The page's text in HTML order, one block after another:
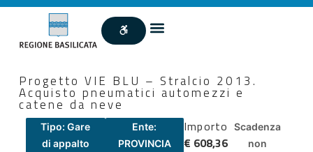
Progetto VIE BLU – Stralcio 2013.
Acquisto pneumatici automezzi e
catene da neve
Tipo: Gare
di appalto
Ente:
PROVINCIA
Importo
€ 608,36
Scadenza
non